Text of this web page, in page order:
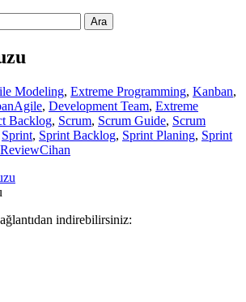
Modeling, Extreme Programming, Kanban,
Agile, Development Team, Extreme
Backlog, Scrum, Scrum Guide, Scrum
Sprint, Sprint Backlog, Sprint Planing, Sprint
Cihan
indirebilirsiniz: